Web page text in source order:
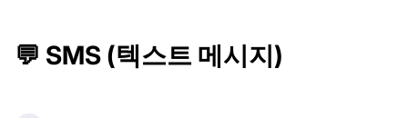
💬 SMS (텍스트 메시지)